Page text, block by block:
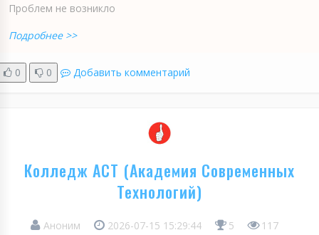
Проблем не возникло
Подробнее >>
0 0 Добавить комментарий
Колледж АСТ (Академия Современных
Технологий)
Аноним 2026-07-15 15:29:44 5 117